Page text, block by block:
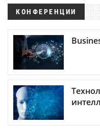
КОНФЕРЕНЦИИ